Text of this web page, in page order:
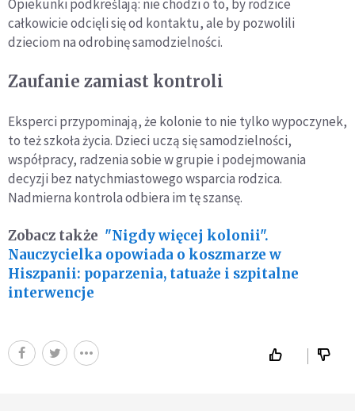
Opiekunki podkreślają: nie chodzi o to, by rodzice
całkowicie odcięli się od kontaktu, ale by pozwolili
dzieciom na odrobinę samodzielności.
Zaufanie zamiast kontroli
Eksperci przypominają, że kolonie to nie tylko wypoczynek,
to też szkoła życia. Dzieci uczą się samodzielności,
współpracy, radzenia sobie w grupie i podejmowania
decyzji bez natychmiastowego wsparcia rodzica.
Nadmierna kontrola odbiera im tę szansę.
Zobacz także "Nigdy więcej kolonii".
Nauczycielka opowiada o koszmarze w
Hiszpanii: poparzenia, tatuaże i szpitalne
interwencje